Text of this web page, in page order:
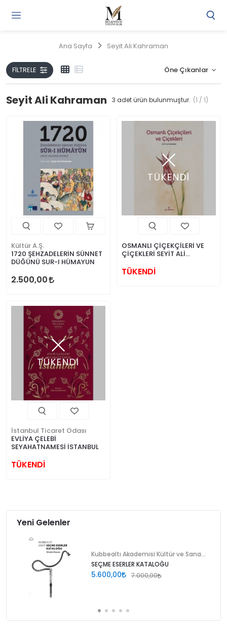
Ana Sayfa Seyit Ali Kahraman
FILTRELE
Seyit Ali Kahraman 3 adet ürün bulunmuştur. (1 / 1)
Kültür A.Ş.
1720 ŞEHZADELERİN SÜNNET
DÜĞÜNÜ SUR-I HÜMAYUN
2.500,00
TÜKENDİ
OSMANLI ÇİÇEKÇİLERİ VE
ÇİÇEKLERİ SEYİT ALİ
TÜKENDİ
TÜKENDİ
İstanbul Ticaret Odası
EVLİYA ÇELEBİ
SEYAHATNAMESİ İSTANBUL
TÜKENDİ
Yeni Gelenler
SEÇME ESERLER KATALOĞU
5.600,00 7.000,00